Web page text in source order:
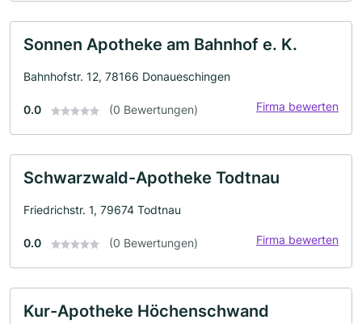
Sonnen Apotheke am Bahnhof e. K.
Bahnhofstr. 12, 78166 Donaueschingen
0.0 (0 Bewertungen) Firma bewerten
Schwarzwald-Apotheke Todtnau
Friedrichstr. 1, 79674 Todtnau
0.0 (0 Bewertungen) Firma bewerten
Kur-Apotheke Höchenschwand